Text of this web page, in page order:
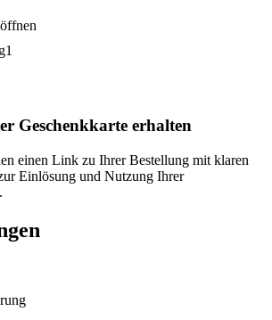
1
Geschenkkarte erhalten
einen Link zu Ihrer Bestellung mit klaren
Einlösung und Nutzung Ihrer